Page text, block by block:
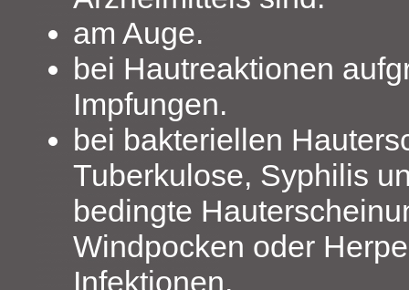
am Auge.
bei Hautreaktionen
Impfungen.
bei bakteriellen
Tuberkulose, Syphilis
bedingte
Windpocken oder
Infektionen.